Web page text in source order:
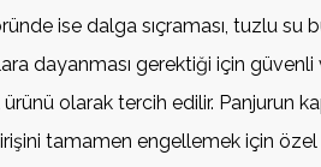
ise dalga sıçraması, tuzlu su
dayanması gerektiği için
olarak tercih edilir. Panjurun
tamamen engellemek için özel